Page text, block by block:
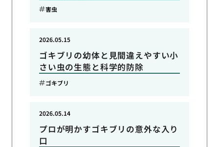
害虫
ゴキブリの幼体と見間違えやすい小
さい虫の生態と科学的防除
2026.05.15
ゴキブリ
プロが明かすゴキブリの意外な入り
口
2026.05.14